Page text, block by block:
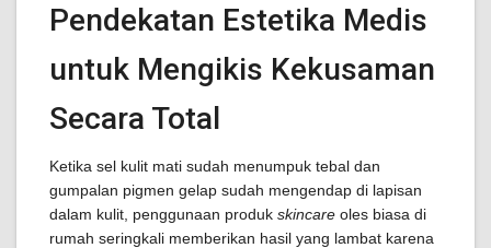
Pendekatan Estetika Medis
untuk Mengikis Kekusaman
Secara Total
Ketika sel kulit mati sudah menumpuk tebal dan
gumpalan pigmen gelap sudah mengendap di lapisan
dalam kulit, penggunaan produk skincare oles biasa di
rumah seringkali memberikan hasil yang lambat karena